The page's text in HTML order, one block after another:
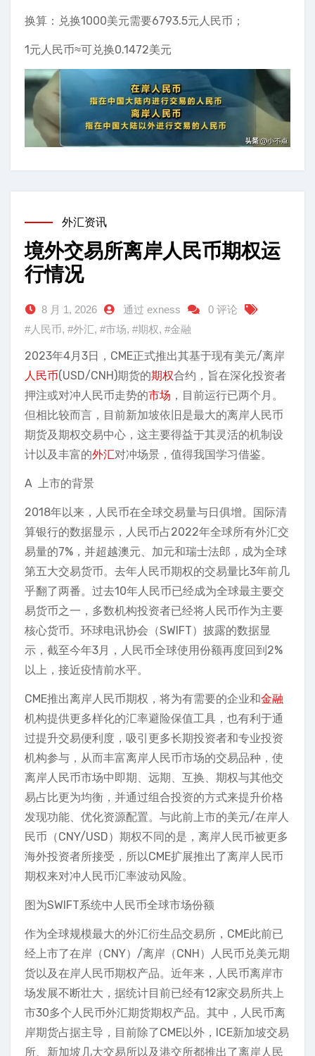
换算：兑换1000美元需要6793.5元人民币；
1元人民币≈可兑换0.1472美元
外汇资讯
境外交易所离岸人民币期权运
行情况
8 月 1, 2026 通过 exness
0 评论
#人民币, #外汇, #市场, #期权, #金融
2023年4月3日，CME正式推出其基于现有美元/离岸
人民币(USD/CNH)期货的期权合约，旨在深化投资者
押注或对冲人民币走势的市场 ，目前运行已两个月。
但相比较而言，目前新加坡依旧是最大的离岸人民币
期货及期权交易中心，这主要得益于其灵活的机制设
计以及丰富的外汇对冲场景，值得我国学习借鉴。
A 上市的背景
2018年以来，人民币在全球交易量与日俱增。国际清
算银行的数据显示，人民币占2022年全球所有外汇交
易量的7%，并超越澳元、加元和瑞士法郎，成为全球
第五大交易货币。去年人民币期权的交易量比3年前几
乎翻了两番。过去10年人民币已经成为全球最主要交
易货币之一，多数机构投资者已经将人民币作为主要
核心货币。环球电讯协会（SWIFT）披露的数据显
示，截至今年3月，人民币全球使用份额再度回到2%
以上，接近疫情前水平。
CME推出离岸人民币期权，将为有需要的企业和金融
机构提供更多样化的汇率避险保值工具，也有利于通
过提升交易便利度，吸引更多长期投资者和专业投资
机构参与，从而丰富离岸人民币市场的交易品种，使
离岸人民币市场中即期、远期、互换、期权与其他交
易占比更为均衡，并通过组合投资的方式来提升价格
发现功能、优化资源配置。与此前上市的美元/在岸人
民币（CNY/USD）期权不同的是，离岸人民币被更多
海外投资者所接受，所以CME扩展推出了离岸人民币
期权来对冲人民币汇率波动风险。
图为SWIFT系统中人民币全球市场份额
作为全球规模最大的外汇衍生品交易所，CME此前已
经上市了在岸（CNY）/离岸（CNH）人民币兑美元期
货以及在岸人民币期权产品。近年来，人民币离岸市
场发展不断壮大，据统计目前已经有12家交易所共上
市30多个人民币外汇期货期权产品。其中，人民币离
岸期货占据主导，目前除了CME以外，ICE新加坡交易
所、新加坡几大交易所以及港交所都推出了离岸人民